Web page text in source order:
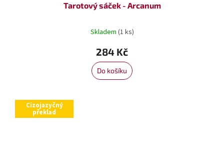
Tarotový sáček - Arcanum
Skladem (1 ks)
284 Kč
Do košíku
Cizojazyčný
překlad